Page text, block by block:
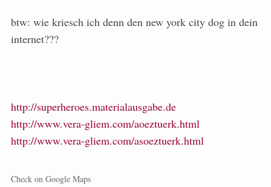
btw: wie kriesch ich denn den new york city dog in dein
internet???
http://superheroes.materialausgabe.de
http://www.vera-gliem.com/aoeztuerk.html
http://www.vera-gliem.com/asoeztuerk.html
Check on Google Maps